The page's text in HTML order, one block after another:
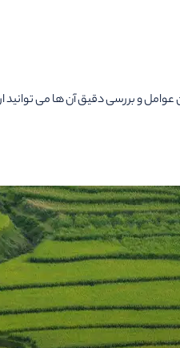
و بررسی دقیق آن ها می توانید